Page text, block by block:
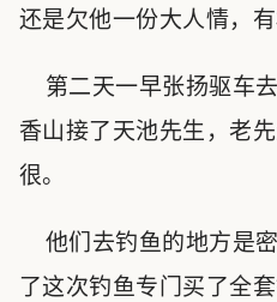
还是欠他一份大人情，
第二天一早张扬驱车
香山接了天池先生，老
很。
他们去钓鱼的地方是
了这次钓鱼专门买了全套